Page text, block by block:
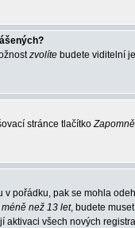
zvolíte budete viditelní
stránce tlačítko
pořádku, pak se mohla
méně než 13 let, budete
aktivaci všech nových